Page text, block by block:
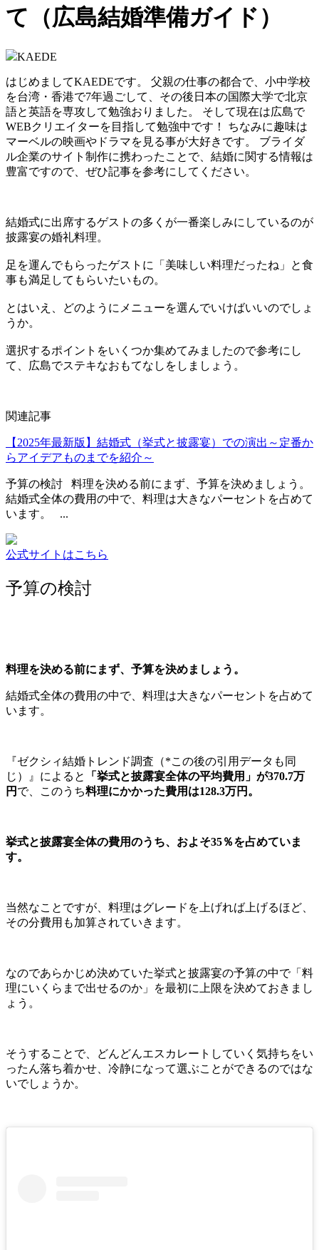
て（広島結婚準備ガイド）
KAEDE
はじめましてKAEDEです。 父親の仕事の都合で、小中学校
を台湾・香港で7年過ごして、その後日本の国際大学で北京
語と英語を専攻して勉強おりました。 そして現在は広島で
WEBクリエイターを目指して勉強中です！ ちなみに趣味は
マーベルの映画やドラマを見る事が大好きです。 ブライダ
ル企業のサイト制作に携わったことで、結婚に関する情報は
豊富ですので、ぜひ記事を参考にしてください。
結婚式に出席するゲストの多くが一番楽しみにしているのが
披露宴の婚礼料理。
足を運んでもらったゲストに「美味しい料理だったね」と食
事も満足してもらいたいもの。
とはいえ、どのようにメニューを選んでいけばいいのでしょ
うか。
選択するポイントをいくつか集めてみましたので参考にし
て、広島でステキなおもてなしをしましょう。
関連記事
【2025年最新版】結婚式（挙式と披露宴）での演出～定番か
らアイデアものまでを紹介～
予算の検討 料理を決める前にまず、予算を決めましょう。
結婚式全体の費用の中で、料理は大きなパーセントを占めて
います。 ...
公式サイトはこちら
予算の検討
料理を決める前にまず、予算を決めましょう。
結婚式全体の費用の中で、料理は大きなパーセントを占めて
います。
『ゼクシィ結婚トレンド調査（*この後の引用データも同
じ）』によると
「挙式と披露宴全体の平均費用」が370.7万
円 で、このうち料理にかかった費用は128.3万円。
挙式と披露宴全体の費用のうち、およそ35％を占めていま
す。
当然なことですが、 料理はグレードを上げれば上げるほど、
その分費用も加算されていきます。
なのであらかじめ決めていた挙式と披露宴の予算の中で「料
理にいくらまで出せるのか」を最初に上限を決めておきまし
ょう。
そうすることで、どんどんエスカレートしていく気持ちをい
ったん落ち着かせ、冷静になって選ぶことができるのではな
いでしょうか。